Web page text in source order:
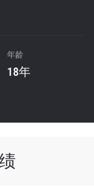
年龄
18年